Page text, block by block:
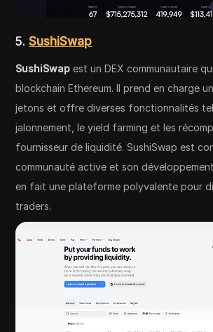
5.SushiSwap
SushiSwap est un DEX communautaire
blockchain Ethereum. Il prend en charge
jetons et offre diverses fonctionnalités
jalonnement, le yield farming et les
fournisseur de liquidité. SushiSwap est
communauté active et son
en fait une plateforme polyvalente pour
traders.